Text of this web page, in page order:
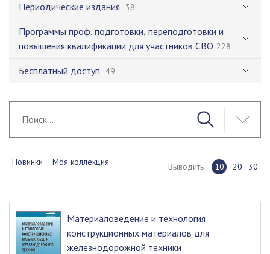
Периодические издания 38
Программы проф. подготовки, переподготовки и
повышения квалификации для участников СВО 228
Бесплатный доступ 49
Новинки Моя коллекция Выводить 10 20 30
Материаловедение и технология
конструкционных материалов для
железнодорожной техники